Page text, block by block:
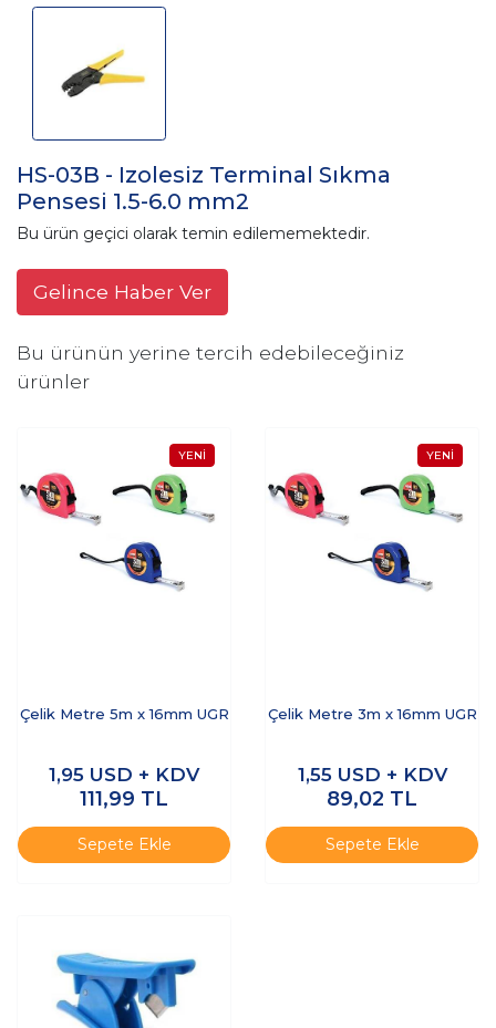
HS-03B - Izolesiz Terminal Sıkma
Pensesi 1.5-6.0 mm2
Bu ürün geçici olarak temin edilememektedir.
Gelince Haber Ver
Bu ürünün yerine tercih edebileceğiniz
ürünler
Çelik Metre 5m x 16mm UGR
1,95 USD + KDV
111,99 TL
Sepete Ekle
Çelik Metre 3m x 16mm UGR
1,55 USD + KDV
89,02 TL
Sepete Ekle